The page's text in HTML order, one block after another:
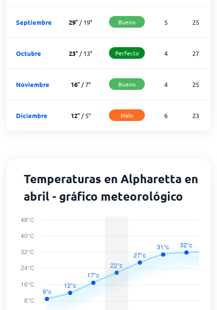
Septiembre 29° /19° Bueno 5 25
Octubre 23° /13° Perfecto 4 27
Noviembre 16°/7° Bueno 4 25
Diciembre 12°/5° Malo 6 23
Temperaturas en Alpharetta en
abril - gráfico meteorológico